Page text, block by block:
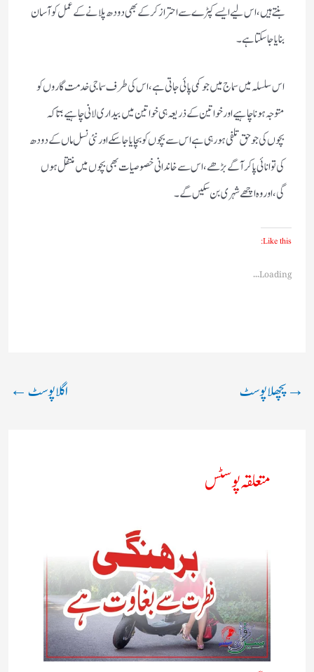
بنتے ہیں، اس لیے ایسے کپڑے سے احتراز کرکے بھی دودھ پلانے کے عمل کو آسان
بنایا جا سکتا ہے۔
اس سلسلہ میں سماج میں جو کمی پائی جاتی ہے، اس کی طرف سماجی خدمت گار وں کو
متوجہ ہونا چاہیے اور خواتین کے ذریعہ ہی خواتین میں بیداری لانی چاہیے؛ تاکہ
بچوں کی جو حق تلفی ہو رہی ہے اس سے بچوں کو بچایا جا سکے اورنئی نسل ماں کے دودھ
کی توانائی پا کر آگے بڑھے، اس سے خاندانی خصوصیات بھی بچوں میں منتقل ہوں
گی، اور وہ اچھے شہری بن سکیں گے۔
Like this:
Loading...
→پچھلا پوسٹ اگلا پوسٹ←
متعلقہ پوسٹس